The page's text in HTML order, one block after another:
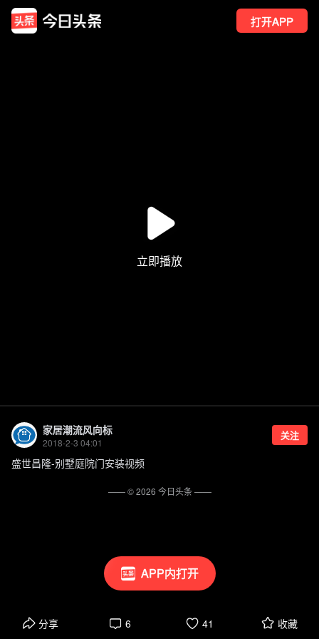
打开APP
APP内打开
家居潮流风向标
2018-2-3 04:01
关注
盛世昌隆-别墅庭院门安装视频
分享 6 41 收藏
—— ©2026 今日头条——